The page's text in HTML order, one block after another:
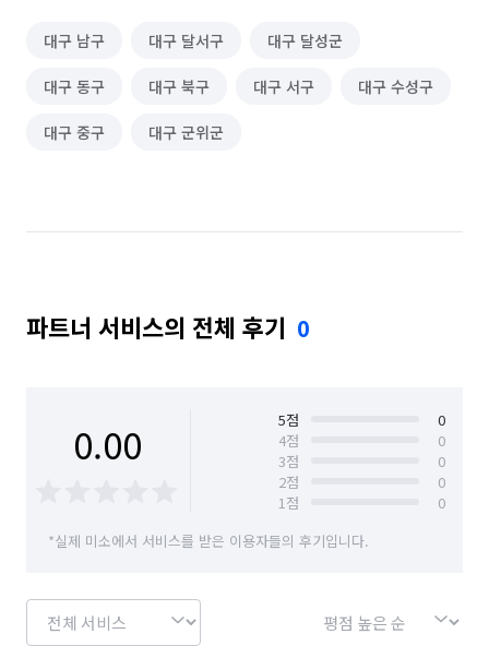
대구 남구 대구 달서구 대구 달성군
대구 동구 대구 북구 대구 서구 대구 수성구
대구 중구 대구 군위군
파트너 서비스의 전체 후기 0
0.00 5점
0
4점
0
3점
0
2점
0
1점
0
*실제 미소에서 서비스를 받은 이용자들의 후기입니다.